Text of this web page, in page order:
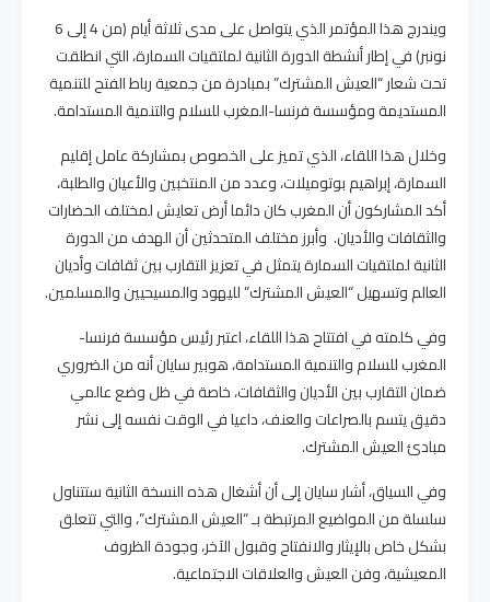
ويندرج هذا المؤتمر الذي يتواصل على مدى ثلاثة أيام (من 4 إلى 6
نونبر) في إطار أنشطة الدورة الثانية لملتقيات السمارة، التي انطلقت
تحت شعار “العيش المشترك” بمبادرة من جمعية رباط الفتح للتنمية
المستديمة ومؤسسة فرنسا-المغرب للسلام والتنمية المستدامة.
وخلال هذا اللقاء، الذي تميز على الخصوص بمشاركة عامل إقليم
السمارة، إبراهيم بوتوميلات، وعدد من المنتخبين والأعيان والطلبة،
أكد المشاركون أن المغرب كان دائما أرض تعايش لمختلف الحضارات
والثقافات والأديان. وأبرز مختلف المتحدثين أن الهدف من الدورة
الثانية لملتقيات السمارة يتمثل في تعزيز التقارب بين ثقافات وأديان
العالم وتسهيل “العيش المشترك” لليهود والمسيحيين والمسلمين.
وفي كلمته في افتتاح هذا اللقاء، اعتبر رئيس مؤسسة فرنسا-
المغرب للسلام والتنمية المستدامة، هوبير سايان أنه من الضروري
ضمان التقارب بين الأديان والثقافات، خاصة في ظل وضع عالمي
دقيق يتسم بالصراعات والعنف، داعيا في الوقت نفسه إلى نشر
مبادئ العيش المشترك.
وفي السياق، أشار سايان إلى أن أشغال هذه النسخة الثانية ستتناول
سلسلة من المواضيع المرتبطة بـ “العيش المشترك”، والتي تتعلق
بشكل خاص بالإيثار والانفتاح وقبول الآخر، وجودة الظروف
المعيشية، وفن العيش والعلاقات الاجتماعية.